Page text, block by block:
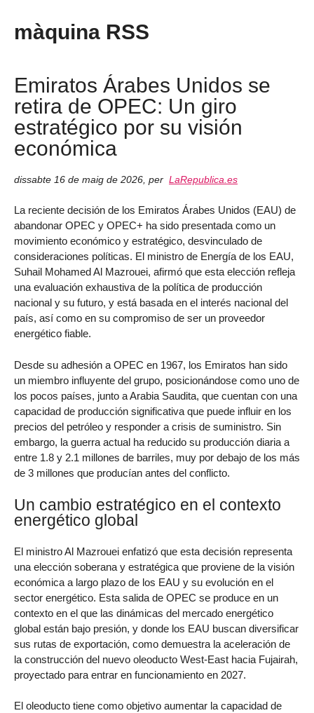
màquina RSS
Emiratos Árabes Unidos se
retira de OPEC: Un giro
estratégico por su visión
económica
dissabte 16 de maig de 2026 per LaRepublica.es
La reciente decisión de los Emiratos Árabes Unidos (EAU) de
abandonar OPEC y OPEC+ ha sido presentada como un
movimiento económico y estratégico, desvinculado de
consideraciones políticas. El ministro de Energía de los EAU,
Suhail Mohamed Al Mazrouei, afirmó que esta elección refleja
una evaluación exhaustiva de la política de producción
nacional y su futuro, y está basada en el interés nacional del
país, así como en su compromiso de ser un proveedor
energético fiable.
Desde su adhesión a OPEC en 1967, los Emiratos han sido
un miembro influyente del grupo, posicionándose como uno de
los pocos países, junto a Arabia Saudita, que cuentan con una
capacidad de producción significativa que puede influir en los
precios del petróleo y responder a crisis de suministro. Sin
embargo, la guerra actual ha reducido su producción diaria a
entre 1.8 y 2.1 millones de barriles, muy por debajo de los más
de 3 millones que producían antes del conflicto.
Un cambio estratégico en el contexto
energético global
El ministro Al Mazrouei enfatizó que esta decisión representa
una elección soberana y estratégica que proviene de la visión
económica a largo plazo de los EAU y su evolución en el
sector energético. Esta salida de OPEC se produce en un
contexto en el que las dinámicas del mercado energético
global están bajo presión, y donde los EAU buscan diversificar
sus rutas de exportación, como demuestra la aceleración de
la construcción del nuevo oleoducto West-East hacia Fujairah,
proyectado para entrar en funcionamiento en 2027.
El oleoducto tiene como objetivo aumentar la capacidad de